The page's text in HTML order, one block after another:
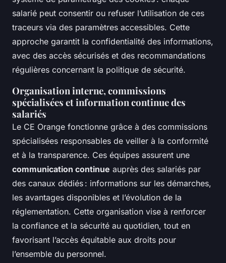
salarié peut consentir ou refuser l’utilisation de ces
traceurs via des paramètres accessibles. Cette
approche garantit la confidentialité des informations,
avec des accès sécurisés et des recommandations
régulières concernant la politique de sécurité.
Organisation interne, commissions
spécialisées et information continue des
salariés
Le CE Orange fonctionne grâce à des commissions
spécialisées responsables de veiller à la conformité
et à la transparence. Ces équipes assurent une
communication continue auprès des salariés par
des canaux dédiés : informations sur les démarches,
les avantages disponibles et l’évolution de la
réglementation. Cette organisation vise à renforcer
la confiance et la sécurité au quotidien, tout en
favorisant l’accès équitable aux droits pour
l’ensemble du personnel.